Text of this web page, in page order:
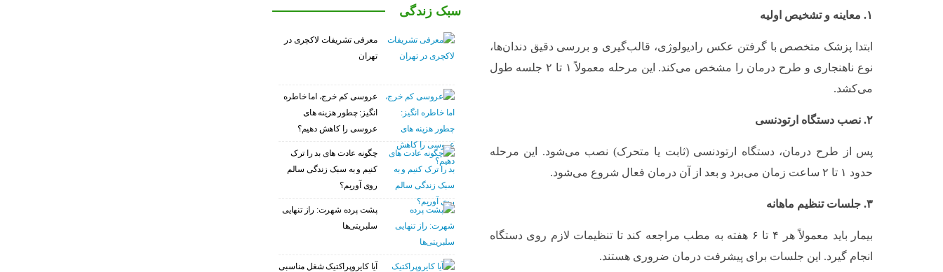
۱. معاینه و تشخیص اولیه
ابتدا پزشک متخصص با گرفتن عکس رادیولوژی، قالب‌گیری و بررسی دقیق دندان‌ها،
نوع ناهنجاری و طرح درمان را مشخص می‌کند. این مرحله معمولاً ۱ تا ۲ جلسه طول
می‌کشد.
۲. نصب دستگاه ارتودنسی
پس از طرح درمان، دستگاه ارتودنسی (ثابت یا متحرک) نصب می‌شود. این مرحله
حدود ۱ تا ۲ ساعت زمان می‌برد و بعد از آن درمان فعال شروع می‌شود.
۳. جلسات تنظیم ماهانه
بیمار باید معمولاً هر ۴ تا ۶ هفته به مطب مراجعه کند تا تنظیمات لازم روی دستگاه
انجام گیرد. این جلسات برای پیشرفت درمان ضروری هستند.
سبک زندگی
معرفی تشریفات لاکچری در
تهران
عروسی کم خرج، اما خاطره
انگیز: چطور هزینه های
عروسی را کاهش دهیم؟
چگونه عادت‌ های بد را ترک
کنیم و به سبک زندگی سالم
روی آوریم؟
پشت پرده شهرت: راز تنهایی
سلبریتی‌ها
آیا کایروپراکتیک شغل مناسبی